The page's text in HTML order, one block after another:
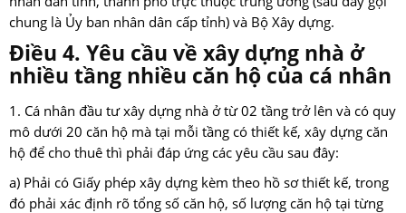
chung là Ủy ban nhân dân cấp tỉnh) và Bộ Xây dựng.
Điều 4. Yêu cầu về xây dựng nhà ở
nhiều tầng nhiều căn hộ của cá nhân
1. Cá nhân đầu tư xây dựng nhà ở từ 02 tầng trở lên và có quy
mô dưới 20 căn hộ mà tại mỗi tầng có thiết kế, xây dựng căn
hộ để cho thuê thì phải đáp ứng các yêu cầu sau đây:
a) Phải có Giấy phép xây dựng kèm theo hồ sơ thiết kế, trong
đó phải xác định rõ tổng số căn hộ, số lượng căn hộ tại từng